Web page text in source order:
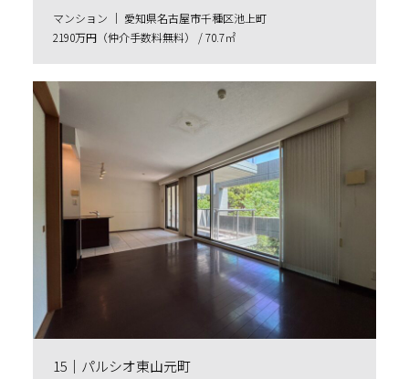
マンション ｜ 愛知県名古屋市千種区池上町
2190万円（仲介手数料無料） / 70.7㎡
15｜パルシオ東山元町